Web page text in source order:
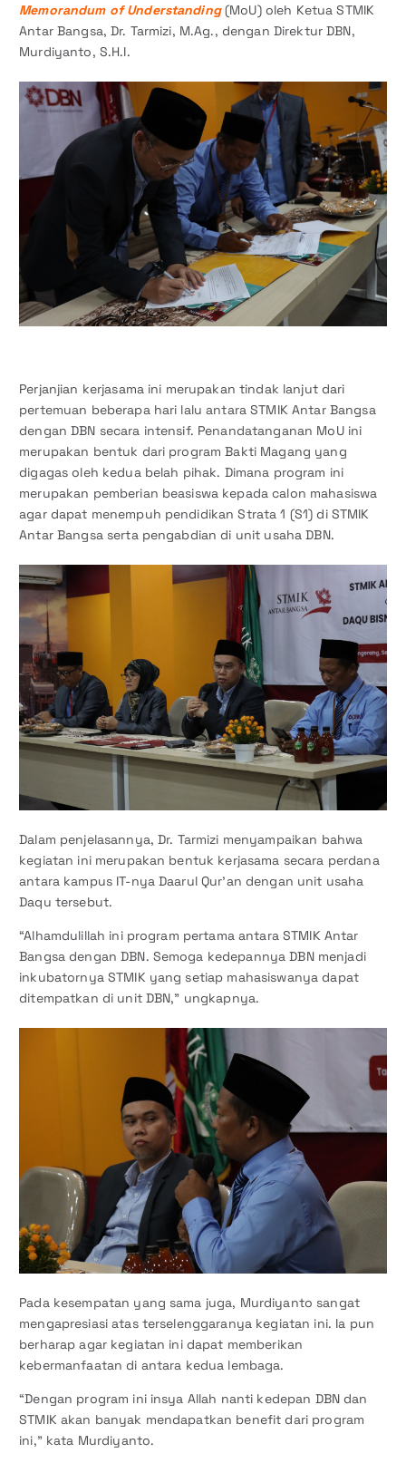
Memorandum of Understanding(MoU) oleh Ketua STMIK
Antar Bangsa, Dr. Tarmizi, M.Ag., dengan Direktur DBN,
Murdiyanto, S.H.I.
Perjanjian kerjasama ini merupakan tindak lanjut dari
pertemuan beberapa hari lalu antara STMIK Antar Bangsa
dengan DBN secara intensif. Penandatanganan MoU ini
merupakan bentuk dari program Bakti Magang yang
digagas oleh kedua belah pihak. Dimana program ini
merupakan pemberian beasiswa kepada calon mahasiswa
agar dapat menempuh pendidikan Strata 1 (S1) di STMIK
Antar Bangsa serta pengabdian di unit usaha DBN.
Dalam penjelasannya, Dr. Tarmizi menyampaikan bahwa
kegiatan ini merupakan bentuk kerjasama secara perdana
antara kampus IT-nya Daarul Qur’an dengan unit usaha
Daqu tersebut.
“Alhamdulillah ini program pertama antara STMIK Antar
Bangsa dengan DBN. Semoga kedepannya DBN menjadi
inkubatornya STMIK yang setiap mahasiswanya dapat
ditempatkan di unit DBN,” ungkapnya.
Pada kesempatan yang sama juga, Murdiyanto sangat
mengapresiasi atas terselenggaranya kegiatan ini. Ia pun
berharap agar kegiatan ini dapat memberikan
kebermanfaatan di antara kedua lembaga.
“Dengan program ini insya Allah nanti kedepan DBN dan
STMIK akan banyak mendapatkan benefit dari program
ini,” kata Murdiyanto.